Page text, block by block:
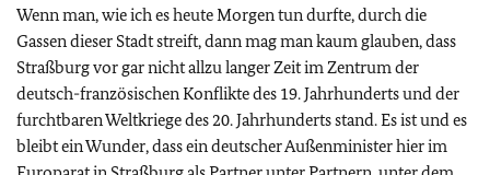
Wenn man, wie ich es heute Morgen tun durfte, durch die
Gassen dieser Stadt streift, dann mag man kaum glauben, dass
Straßburg vor gar nicht allzu langer Zeit im Zentrum der
deutsch-französischen Konflikte des 19. Jahrhunderts und der
furchtbaren Weltkriege des 20. Jahrhunderts stand. Es ist und es
bleibt ein Wunder, dass ein deutscher Außenminister hier im